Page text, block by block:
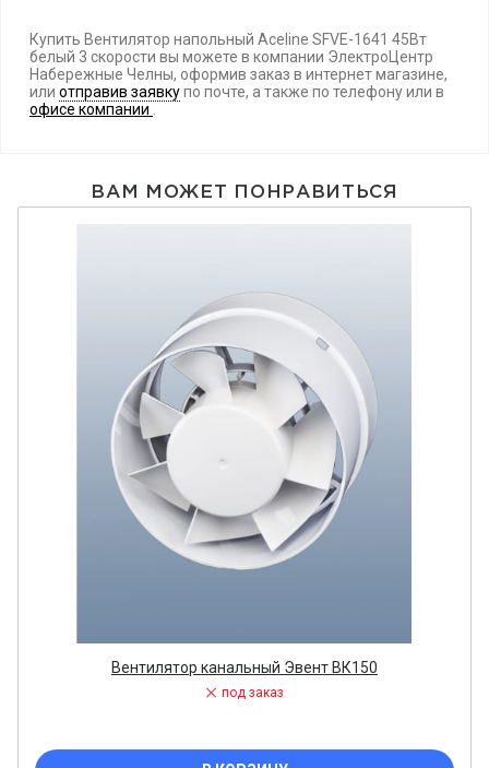
Купить Вентилятор напольный Aceline SFVE-1641 45Вт
белый 3 скорости вы можете в компании ЭлектроЦентр
Набережные Челны, оформив заказ в интернет магазине,
или отправив заявкупо почте, а также по телефонуили в
офисе компании
ВАМ МОЖЕТ ПОНРАВИТЬСЯ
Вентилятор канальный Эвент ВК150
под заказ